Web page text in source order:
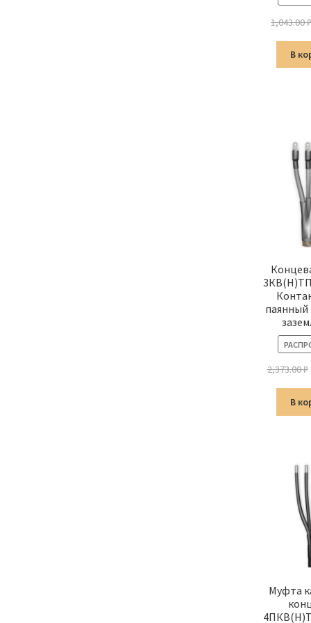
1,043.00₽
В
паянный
2,373.00₽
В
Муфта